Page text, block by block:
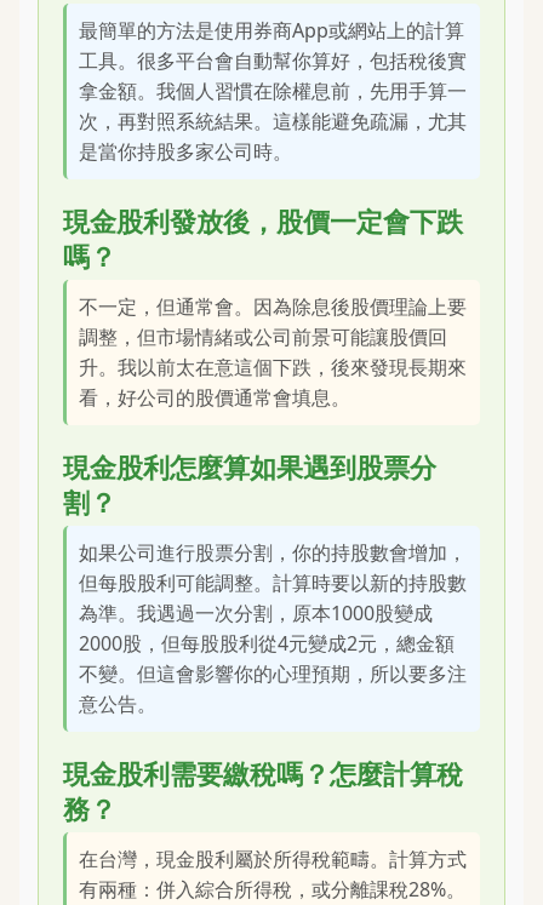
最簡單的方法是使用券商App或網站上的計算
工具。很多平台會自動幫你算好，包括稅後實
拿金額。我個人習慣在除權息前，先用手算一
次，再對照系統結果。這樣能避免疏漏，尤其
是當你持股多家公司時。
現金股利發放後，股價一定會下跌
嗎？
不一定，但通常會。因為除息後股價理論上要
調整，但市場情緒或公司前景可能讓股價回
升。我以前太在意這個下跌，後來發現長期來
看，好公司的股價通常會填息。
現金股利怎麼算如果遇到股票分
割？
如果公司進行股票分割，你的持股數會增加，
但每股股利可能調整。計算時要以新的持股數
為準。我遇過一次分割，原本1000股變成
2000股，但每股股利從4元變成2元，總金額
不變。但這會影響你的心理預期，所以要多注
意公告。
現金股利需要繳稅嗎？怎麼計算稅
務？
在台灣，現金股利屬於所得稅範疇。計算方式
有兩種：併入綜合所得稅，或分離課稅28%。